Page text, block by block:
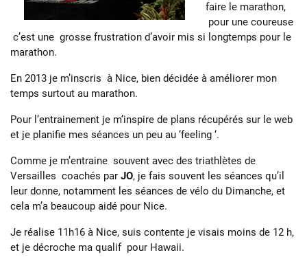
faire le marathon,
pour une coureuse
c’est une grosse frustration d’avoir mis si longtemps pour le
marathon.
En 2013 je m’inscris à Nice, bien décidée à améliorer mon
temps surtout au marathon.
Pour l’entrainement je m’inspire de plans récupérés sur le web
et je planifie mes séances un peu au ‘feeling ‘.
Comme je m’entraine souvent avec des triathlètes de
Versailles coachés parJO, je fais souvent les séances qu’il
leur donne, notamment les séances de vélo du Dimanche, et
cela m’a beaucoup aidé pour Nice.
Je réalise 11h16 à Nice, suis contente je visais moins de 12 h,
et je décroche ma qualif pour Hawaii.